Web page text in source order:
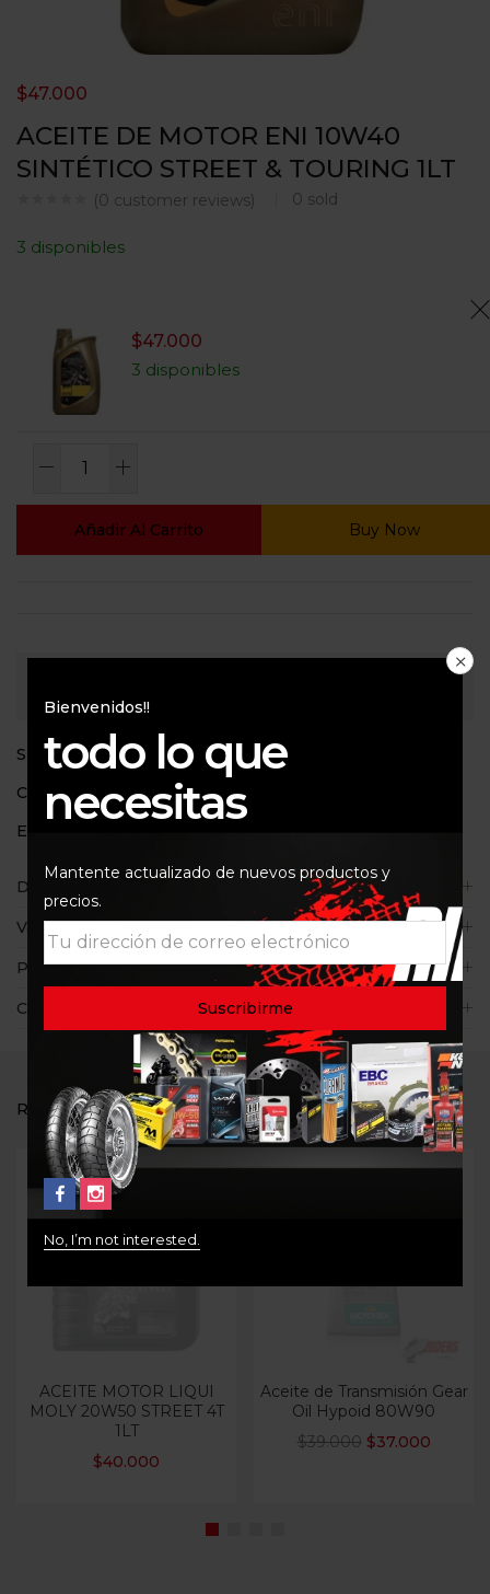
ACEITE DE MOTOR ENI 10W40
SINTÉTICO STREET & TOURING 1LT
(0 customer reviews) 0 sold
$47.000
3 disponibles
$47.000
3 disponibles
Añadir Al Carrito Buy Now
SKU:ENI10W40FS
Categoría: Aceites de motor
Etiquetas:
Descripción
Valoraciones (0)
Políticas de la tienda
Consultas
RELATED PRODUCTS
ACEITE MOTOR LIQUI
MOLY 20W50 STREET 4T
1LT
$40.000
Aceite de Transmisión Gear
Oil Hypoid 80W90
$39.000 $37.000
Bienvenidos!!
todo lo que
necesitas
Mantente actualizado de nuevos productos y
precios.
No, I’m not interested.